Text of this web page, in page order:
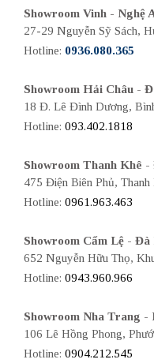
Showroom Vinh - Nghệ
27-29 Nguyễn Sỹ Sách,
Hotline: 0936.080.365
Showroom Hải Châu -
18 Đ. Lê Đình Dương,
Hotline: 093.402.1818
Showroom Thanh Khê -
475 Điện Biên Phủ,
Hotline: 0961.963.463
Showroom Cẩm Lệ - Đà
652 Nguyễn Hữu Thọ,
Hotline: 0943.960.966
Showroom Nha Trang -
106 Lê Hồng Phong,
Hotline: 0904.212.545